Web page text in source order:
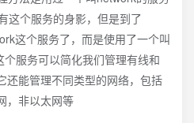
这个服务的身影，但是到了
这个服务了，而是使用了一个叫
服务可以简化我们管理有线和
还能管理不同类型的网络，包括
，非以太网等